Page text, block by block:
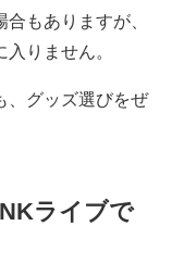
もありますが、
りません。
、グッズ選びをぜ
ライブで